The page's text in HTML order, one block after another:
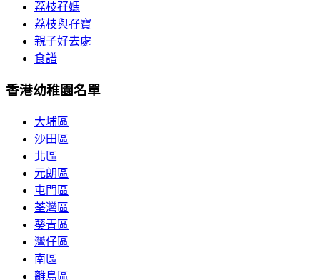
荔枝孖媽
荔枝與孖寶
親子好去處
食譜
香港幼稚園名單
大埔區
沙田區
北區
元朗區
屯門區
荃灣區
葵青區
灣仔區
南區
離島區